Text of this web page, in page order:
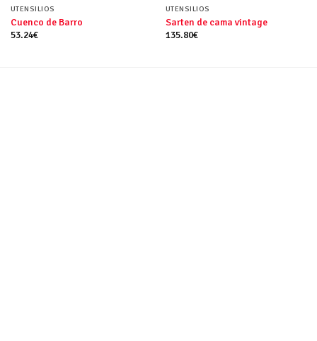
UTENSILIOS
Cuenco de Barro
53.24€
UTENSILIOS
Sarten de cama vintage
135.80€